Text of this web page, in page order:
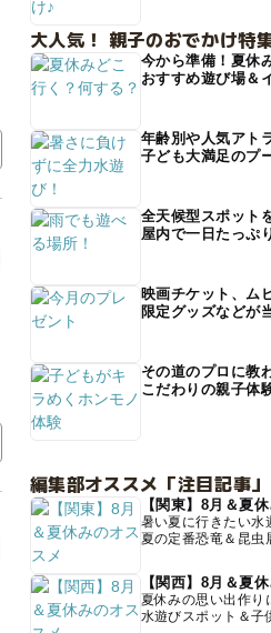
大人気！ 親子のおでかけ特
今から準備！夏休
おすすめ遊び場＆
年齢別や人気アト
子ども大満足のプ
全天候型スポット
屋内で一日たっぷ
映画チケット、ム
限定グッズなどが
その道のプロに教
こだわりの親子体
編集部オススメ「注目記事」
【関東】8月＆夏
暑い夏に行きたい水
夏の定番恐竜＆昆虫
【関西】8月＆夏
夏休みの思い出作り
水遊びスポット＆子